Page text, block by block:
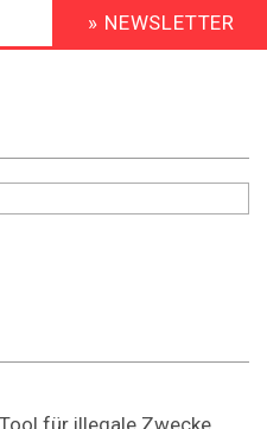
HEADER
MENU
» NEWSLETTER